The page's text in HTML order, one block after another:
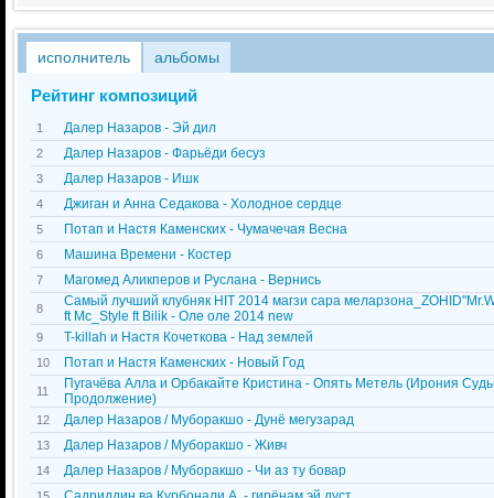
исполнитель альбомы
Рейтинг композиций
1 Далер Назаров - Эй дил
2 Далер Назаров - Фарьёди бесуз
3 Далер Назаров - Ишк
4 Джиган и Анна Седакова - Холодное сердце
5 Потап и Настя Каменских - Чумачечая Весна
6 Машина Времени - Костер
7 Магомед Аликперов и Руслана - Вернись
8
Самый лучший клубняк HIT 2014 магзи сара
ft Mc_Style ft Bilik - Оле оле 2014 new
9 T-killah и Настя Кочеткова - Над землей
10 Потап и Настя Каменских - Новый Год
11
Пугачёва Алла и Орбакайте Кристина - Опять Метель (Ирония
Продолжение)
12 Далер Назаров / Муборакшо - Дунё мегузарад
13 Далер Назаров / Муборакшо - Живч
14 Далер Назаров / Муборакшо - Чи аз ту бовар